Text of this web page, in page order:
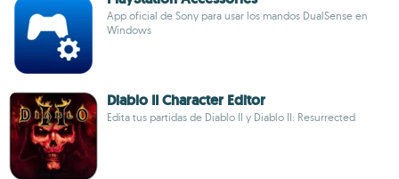
App oficial de Sony para usar los mandos DualSense en
Windows
Diablo II Character Editor
Edita tus partidas de Diablo II y Diablo II: Resurrected